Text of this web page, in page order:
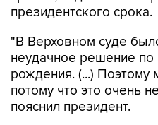
президентского срока.
"В Верховном суде
неудачное решение по
рождения. (...)
потому что это очень
пояснил президент.